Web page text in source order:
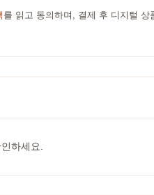
를 읽고 동의하며, 결제 후 디지털 상
하세요.